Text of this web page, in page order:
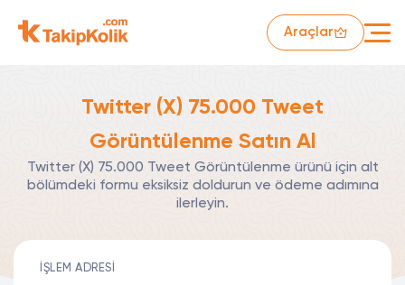
Araçlar
Twitter (X) 75.000 Tweet
Görüntülenme Satın Al
Twitter (X) 75.000 Tweet Görüntülenme ürünü için alt
bölümdeki formu eksiksiz doldurun ve ödeme adımına
ilerleyin.
İŞLEM ADRESI